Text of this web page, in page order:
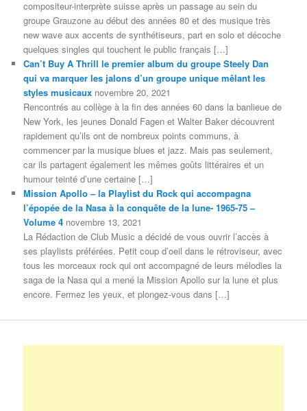
compositeur-interprète suisse après un passage au sein du
groupe Grauzone au début des années 80 et des musique très
new wave aux accents de synthétiseurs, part en solo et décoche
quelques singles qui touchent le public français […]
Can’t Buy A Thrill le premier album du groupe Steely Dan
qui va marquer les jalons d’un groupe unique mêlant les
styles musicaux novembre 20, 2021
Rencontrés au collège à la fin des années 60 dans la banlieue de
New York, les jeunes Donald Fagen et Walter Baker découvrent
rapidement qu’ils ont de nombreux points communs, à
commencer par la musique blues et jazz. Mais pas seulement,
car ils partagent également les mêmes goûts littéraires et un
humour teinté d’une certaine […]
Mission Apollo – la Playlist du Rock qui accompagna
l’épopée de la Nasa à la conquête de la lune- 1965-75 –
Volume 4 novembre 13, 2021
La Rédaction de Club Music a décidé de vous ouvrir l’accès à
ses playlists préférées. Petit coup d’oeil dans le rétroviseur, avec
tous les morceaux rock qui ont accompagné de leurs mélodies la
saga de la Nasa qui a mené la Mission Apollo sur la lune et plus
encore. Fermez les yeux, et plongez-vous dans […]